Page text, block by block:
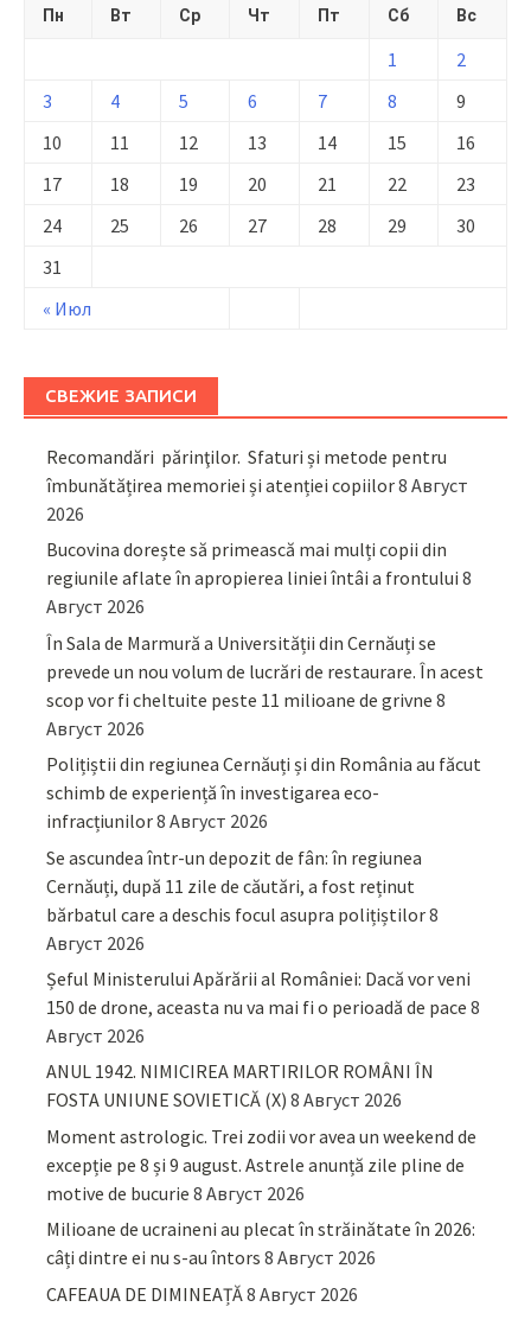
Пн Вт Ср Чт Пт Сб Вс
« Июл
1
2
3
4 5 6 7 8
9
10
11 12 13 14 15
16
17
18 19 20 21 22
23
24
25 26 27 28 29
30
31
СВЕЖИЕ ЗАПИСИ
Recomandări părinţilor. Sfaturi și metode pentru
îmbunătățirea memoriei și atenției copiilor8 Август
2026
Bucovina dorește să primească mai mulți copii din
regiunile aflate în apropierea liniei întâi a frontului 8
Август 2026
În Sala de Marmură a Universității din Cernăuți se
prevede un nou volum de lucrări de restaurare. În acest
scop vor fi cheltuite peste 11 milioane de grivne 8
Август 2026
Polițiștii din regiunea Cernăuți și din România au făcut
schimb de experiență în investigarea eco-
infracțiunilor8 Август 2026
Se ascundea într-un depozit de fân: în regiunea
Cernăuți, după 11 zile de căutări, a fost reținut
bărbatul care a deschis focul asupra polițiștilor8
Август 2026
Șeful Ministerului Apărării al României: Dacă vor veni
150 de drone, aceasta nu va mai fi o perioadă de pace 8
Август 2026
ANUL 1942. NIMICIREA MARTIRILOR ROMÂNI ÎN
FOSTA UNIUNE SOVIETICĂ (X) 8 Август 2026
Moment astrologic. Trei zodii vor avea un weekend de
excepție pe 8 și 9 august. Astrele anunță zile pline de
motive de bucurie 8 Август 2026
Milioane de ucraineni au plecat în străinătate în 2026:
câți dintre ei nu s-au întors 8 Август 2026
CAFEAUA DE DIMINEAȚĂ8 Август 2026